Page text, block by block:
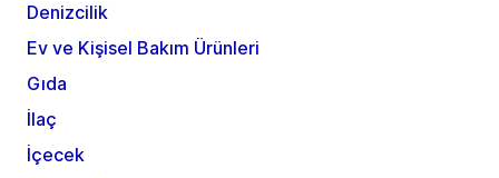
Denizcilik
Ev ve Kişisel Bakım Ürünleri
Gıda
İlaç
İçecek